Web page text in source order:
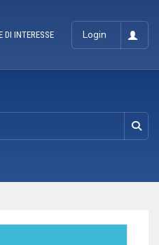
Login
DI INTERESSE